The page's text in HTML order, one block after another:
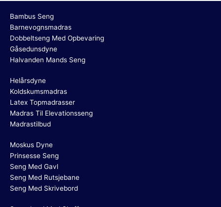
Bambus Seng
Barnevognsmadras
Dobbeltseng Med Opbevaring
Gåsedunsdyne
Halvanden Mands Seng
Helårsdyne
Koldskumsmadras
Latex Topmadrasser
Madras Til Elevationsseng
Madrastilbud
Moskus Dyne
Prinsesse Seng
Seng Med Gavl
Seng Med Rutsjebane
Seng Med Skrivebord